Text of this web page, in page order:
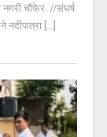
नगरी चौफेर //संघर्ष
नदीपात्रा [...]